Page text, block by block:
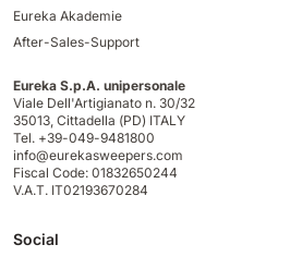
Eureka Akademie
After-Sales-Support
Eureka S.p.A. unipersonale
Viale Dell'Artigianato n. 30/32
35013, Cittadella (PD) ITALY
Tel. +39-049-9481800
info@eurekasweepers.com
Fiscal Code: 01832650244
V.A.T. IT02193670284
Social